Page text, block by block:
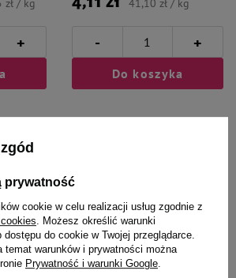
zł / kg
+
41,10 zł / kg
- +
Do koszyka
specjalnie dla
czworonoga
prywatność
cookie w celu realizacji usług zgodnie z
. Możesz określić warunki
dostępu do cookie w Twojej przeglądarce.
temat warunków i prywatności można
Prywatność i warunki Google.